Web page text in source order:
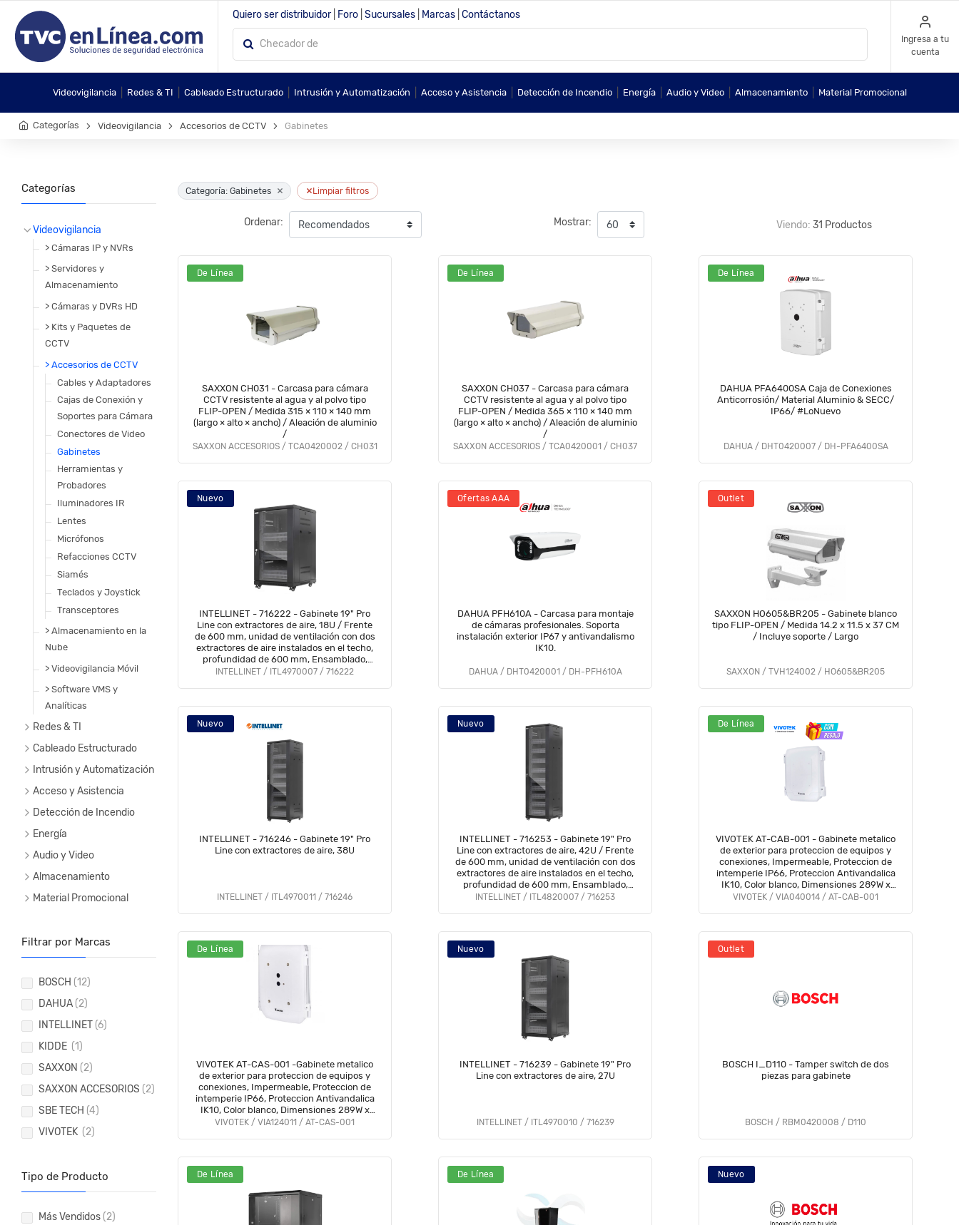
Quiero ser distribuidor Foro Sucursales Marcas Contáctanos
Ingresa a tu
cuenta
Videovigilancia Redes & TI Cableado Estructurado Intrusión y Automatización Acceso y Asistencia Detección de Incendio Energía Audio y Video Almacenamiento Material Promocional
Categorías Videovigilancia Accesorios de CCTV Gabinetes
Categoría: Gabinetes × ×Limpiar filtros
Ordenar: Mostrar: Viendo: 31 Productos
De Línea
SAXXON CH031 - Carcasa para cámara
CCTV resistente al agua y al polvo tipo
FLIP-OPEN / Medida 315 × 110 × 140 mm
(largo × alto × ancho) / Aleación de aluminio
/
SAXXON ACCESORIOS / TCA0420002 / CH031
De Línea
SAXXON CH037 - Carcasa para cámara
CCTV resistente al agua y al polvo tipo
FLIP-OPEN / Medida 365 × 110 × 140 mm
(largo × alto × ancho) / Aleación de aluminio
/
SAXXON ACCESORIOS / TCA0420001 / CH037
De Línea
DAHUA PFA6400SA Caja de Conexiones
Anticorrosión/ Material Aluminio & SECC/
IP66/ #LoNuevo
DAHUA / DHT0420007 / DH-PFA6400SA
Nuevo
INTELLINET - 716222 - Gabinete 19" Pro
Line con extractores de aire, 18U / Frente
de 600 mm, unidad de ventilación con dos
extractores de aire instalados en el techo,
profundidad de 600 mm, Ensamblado,
negro RAL 9004
INTELLINET / ITL4970007 / 716222
Ofertas AAA
DAHUA PFH610A - Carcasa para montaje
de cámaras profesionales. Soporta
instalación exterior IP67 y antivandalismo
IK10.
DAHUA / DHT0420001 / DH-PFH610A
Outlet
SAXXON HO605&BR205 - Gabinete blanco
tipo FLIP-OPEN / Medida 14.2 x 11.5 x 37 CM
/ Incluye soporte / Largo
SAXXON / TVH124002 / HO605&BR205
Nuevo
INTELLINET - 716246 - Gabinete 19" Pro
Line con extractores de aire, 38U
INTELLINET / ITL4970011 / 716246
Nuevo
INTELLINET - 716253 - Gabinete 19" Pro
Line con extractores de aire, 42U / Frente
de 600 mm, unidad de ventilación con dos
extractores de aire instalados en el techo,
profundidad de 600 mm, Ensamblado,
negro RAL 9004
INTELLINET / ITL4820007 / 716253
De Línea
VIVOTEK AT-CAB-001 - Gabinete metalico
de exterior para proteccion de equipos y
conexiones, Impermeable, Proteccion de
intemperie IP66, Proteccion Antivandalica
IK10, Color blanco, Dimensiones 289W x
280L x 132H mm #HOTDEAL7
VIVOTEK / VIA040014 / AT-CAB-001
De Línea
VIVOTEK AT-CAS-001 -Gabinete metalico
de exterior para proteccion de equipos y
conexiones, Impermeable, Proteccion de
intemperie IP66, Proteccion Antivandalica
IK10, Color blanco, Dimensiones 289W x
280L x 132H mm
VIVOTEK / VIA124011 / AT-CAS-001
Nuevo
INTELLINET - 716239 - Gabinete 19" Pro
Line con extractores de aire, 27U
INTELLINET / ITL4970010 / 716239
Outlet
BOSCH I_D110 - Tamper switch de dos
piezas para gabinete
BOSCH / RBM0420008 / D110
De Línea De Línea Nuevo
Categorías
Videovigilancia
> Cámaras IP y NVRs
> Servidores y
Almacenamiento
> Cámaras y DVRs HD
> Kits y Paquetes de
CCTV
> Accesorios de CCTV
Cables y Adaptadores
Cajas de Conexión y
Soportes para Cámara
Conectores de Video
Gabinetes
Herramientas y
Probadores
Iluminadores IR
Lentes
Micrófonos
Refacciones CCTV
Siamés
Teclados y Joystick
Transceptores
> Almacenamiento en la
Nube
> Videovigilancia Móvil
> Software VMS y
Analíticas
Redes & TI
Cableado Estructurado
Intrusión y Automatización
Acceso y Asistencia
Detección de Incendio
Energía
Audio y Video
Almacenamiento
Material Promocional
Filtrar por Marcas
BOSCH (12)
DAHUA (2)
INTELLINET (6)
KIDDE (1)
SAXXON (2)
SAXXON ACCESORIOS (2)
SBE TECH (4)
VIVOTEK (2)
Tipo de Producto
Más Vendidos (2)